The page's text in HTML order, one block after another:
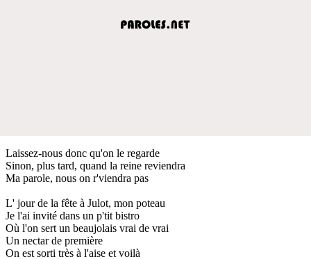
Laissez-nous donc qu'on le regarde
Sinon, plus tard, quand la reine reviendra
Ma parole, nous on r'viendra pas
L' jour de la fête à Julot, mon poteau
Je l'ai invité dans un p'tit bistro
Où l'on sert un beaujolais vrai de vrai
Un nectar de première
On est sorti très à l'aise et voilà